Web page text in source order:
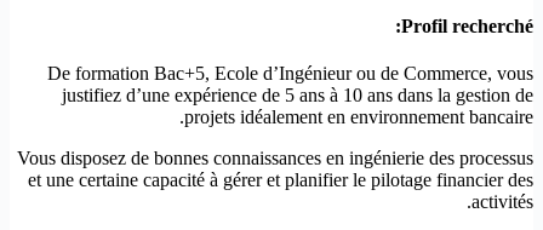
Profil recherché:
De formation Bac+5, Ecole d’Ingénieur ou de Commerce, vous
justifiez d’une expérience de 5 ans à 10 ans dans la gestion de
projets idéalement en environnement bancaire.
Vous disposez de bonnes connaissances en ingénierie des processus
et une certaine capacité à gérer et planifier le pilotage financier des
activités.